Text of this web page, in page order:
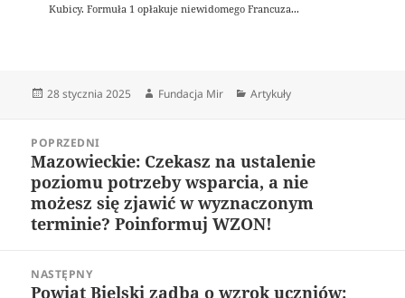
Kubicy. Formuła 1 opłakuje niewidomego Francuza...
Data
28 stycznia 2025 Autor
Fundacja Mir Kategorie
Artykuły
wpisuPOPRZEDNI
Poprzedni
wpis:
Mazowieckie: Czekasz na ustalenie
poziomu potrzeby wsparcia, a nie
możesz się zjawić w wyznaczonym
terminie? Poinformuj WZON!
NASTĘPNY
Następny
Powiat Bielski zadba o wzrok uczniów: